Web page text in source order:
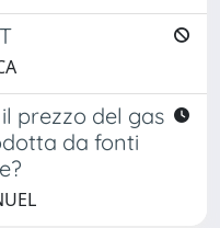
prezzo del gas
da fonti